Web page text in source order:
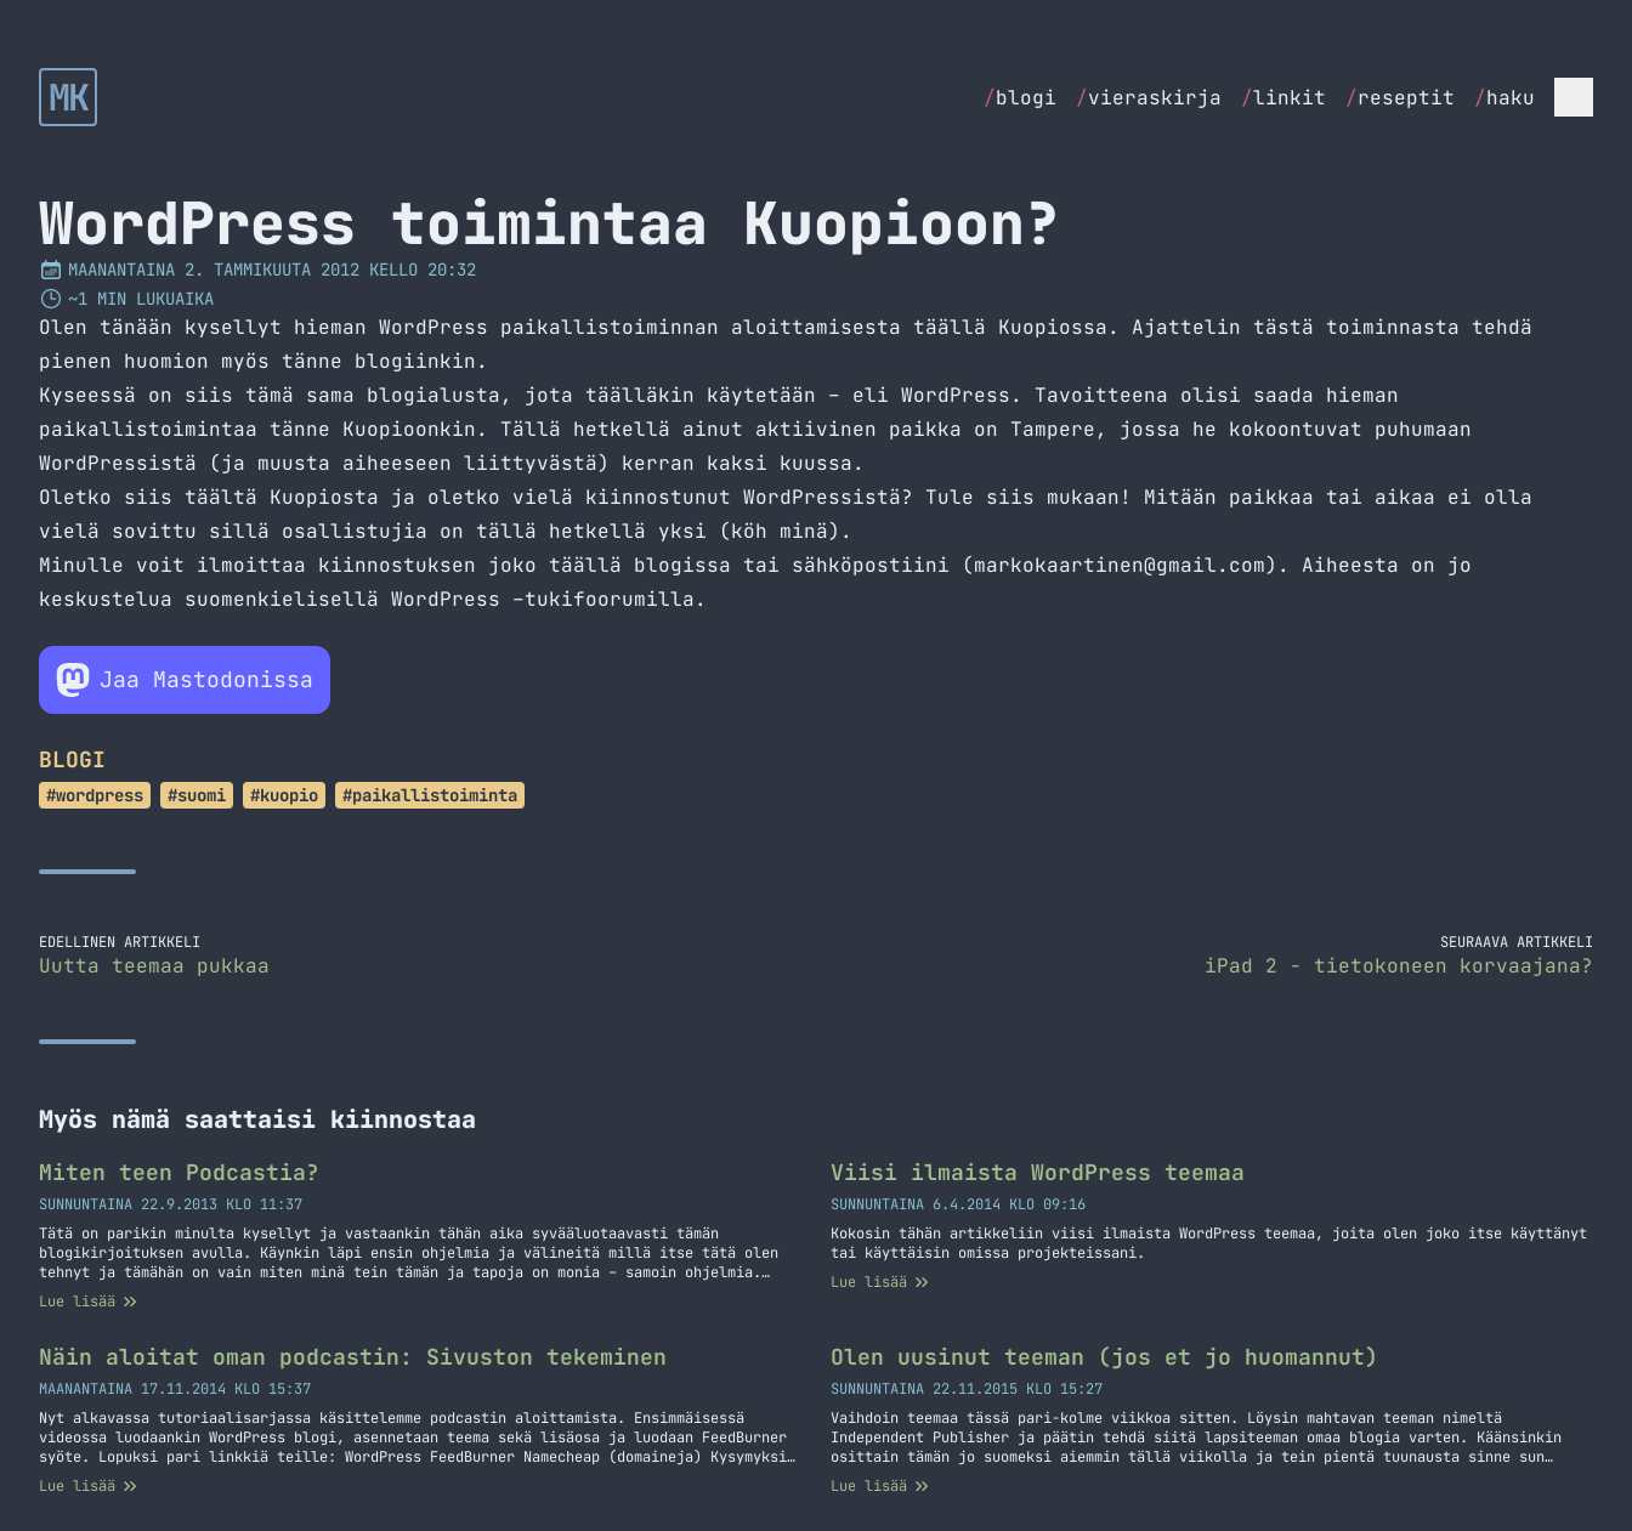
MK /blogi /vieraskirja /linkit /reseptit /haku
WordPress toimintaa Kuopioon?
MAANANTAINA 2. TAMMIKUUTA 2012 KELLO 20:32
~1 MIN LUKUAIKA
Olen tänään kysellyt hieman WordPress paikallistoiminnan aloittamisesta täällä Kuopiossa. Ajattelin tästä toiminnasta tehdä
pienen huomion myös tänne blogiinkin.
Kyseessä on siis tämä sama blogialusta, jota täälläkin käytetään – eli WordPress. Tavoitteena olisi saada hieman
paikallistoimintaa tänne Kuopioonkin. Tällä hetkellä ainut aktiivinen paikka on Tampere, jossa he kokoontuvat puhumaan
WordPressistä (ja muusta aiheeseen liittyvästä) kerran kaksi kuussa.
Oletko siis täältä Kuopiosta ja oletko vielä kiinnostunut WordPressistä? Tule siis mukaan! Mitään paikkaa tai aikaa ei olla
vielä sovittu sillä osallistujia on tällä hetkellä yksi (köh minä).
Minulle voit ilmoittaa kiinnostuksen joko täällä blogissa tai sähköpostiini (markokaartinen@gmail.com). Aiheesta on jo
keskustelua suomenkielisellä WordPress –tukifoorumilla.
Jaa Mastodonissa
BLOGI
#wordpress #suomi #kuopio #paikallistoiminta
EDELLINEN ARTIKKELI
Uutta teemaa pukkaa
SEURAAVA ARTIKKELI
iPad 2 - tietokoneen korvaajana?
Myös nämä saattaisi kiinnostaa
Miten teen Podcastia?
SUNNUNTAINA 22.9.2013 KLO 11:37
Tätä on parikin minulta kysellyt ja vastaankin tähän aika syvääluotaavasti tämän
blogikirjoituksen avulla. Käynkin läpi ensin ohjelmia ja välineitä millä itse tätä olen
tehnyt ja tämähän on vain miten minä tein tämän ja tapoja on monia – samoin ohjelmia.
Itsellä on tällä hetkellä nauhoittamista varten käytössä oma headsetti, jonka hankin
tuossa keväällä pelaamista varten kun… Jatka lukemista Miten teen Podcastia?
Lue lisää
Viisi ilmaista WordPress teemaa
SUNNUNTAINA 6.4.2014 KLO 09:16
Kokosin tähän artikkeliin viisi ilmaista WordPress teemaa, joita olen joko itse käyttänyt
tai käyttäisin omissa projekteissani.
Lue lisää
Näin aloitat oman podcastin: Sivuston tekeminen
MAANANTAINA 17.11.2014 KLO 15:37
Nyt alkavassa tutoriaalisarjassa käsittelemme podcastin aloittamista. Ensimmäisessä
videossa luodaankin WordPress blogi, asennetaan teema sekä lisäosa ja luodaan FeedBurner
syöte. Lopuksi pari linkkiä teille: WordPress FeedBurner Namecheap (domaineja) Kysymyksiä
sekä kommentteja voi pistää tuonne kommenttiboxiin. Laitahan myös oma podcast/blogi
mikäli semmoista alat rakentamaan tai olet jo semmoisen tehnyt! Palataan seuraavassa
Lue lisää
Olen uusinut teeman (jos et jo huomannut)
SUNNUNTAINA 22.11.2015 KLO 15:27
Vaihdoin teemaa tässä pari-kolme viikkoa sitten. Löysin mahtavan teeman nimeltä
Independent Publisher ja päätin tehdä siitä lapsiteeman omaa blogia varten. Käänsinkin
osittain tämän jo suomeksi aiemmin tällä viikolla ja tein pientä tuunausta sinne sun
tänne. Tänään tein vielä lisää tuunauksia ja päätin kirjoittaa tämän perinteisen
postauksen siitä, että teema on vaihtunut. Itselleni ehkä isoin muutos… Jatka lukemista
Lue lisää